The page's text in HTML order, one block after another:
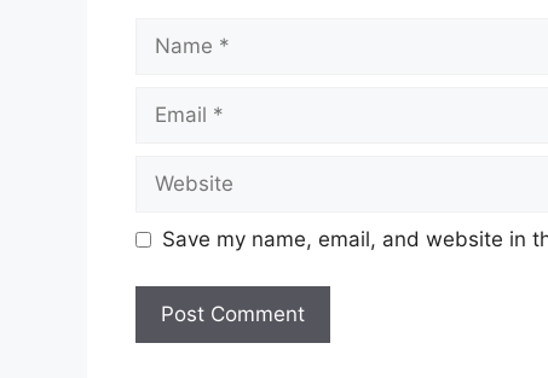
Name
Email
Website
Save my name, email, and website in